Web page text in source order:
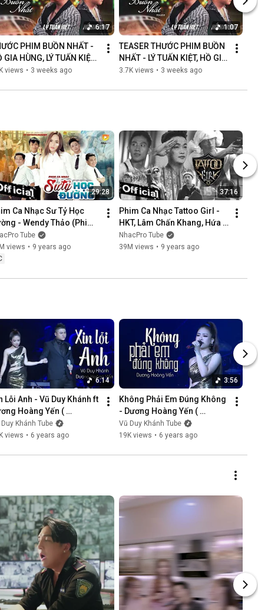
6:17
PHIM BUỒN NHẤT -
GIA HÙNG, LÝ TUẤN KIỆT |
MUSIC VIDEO
views • 3 weeks ago
1:07
TEASER THƯỚC PHIM BUỒN
NHẤT - LÝ TUẤN KIỆT, HỒ GIA
HÙNG | NGÀN LỜI NGƯỜI ĐÃ
3.7K views • 3 weeks ago
29:28
Ca Nhạc Sư Tỷ Học
- Wendy Thảo (Phim
Nhạc Hay Nhất 2017)
Tube
views • 9 years ago
37:16
Phim Ca Nhạc Tattoo Girl -
HKT, Lâm Chấn Khang, Hứa
Minh Đạt, Thanh Tân
NhacPro Tube
39M views • 9 years ago
6:14
Lỗi Anh - Vũ Duy Khánh ft
Hoàng Yến (
Vũ Duy Khánh
Phần 5/21 )
Khánh Tube
views • 6 years ago
3:56
Không Phải Em Đúng Không
- Dương Hoàng Yến (
LiveShow Vũ Duy Khánh
2019 Phần 6/21 )
Vũ Duy Khánh Tube
19K views • 6 years ago